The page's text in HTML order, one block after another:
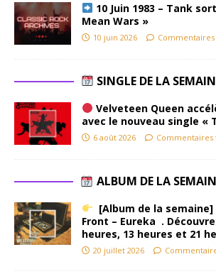
10 Juin 1983 – Tank
Mean Wars »
10 juin 2026
SINGLE DE LA
Velveteen Queen
avec le nouveau single «
6 août 2026
ALBUM DE LA
[Album de la
Front – Eureka .
heures, 13 heures et 21
20 juillet 2026